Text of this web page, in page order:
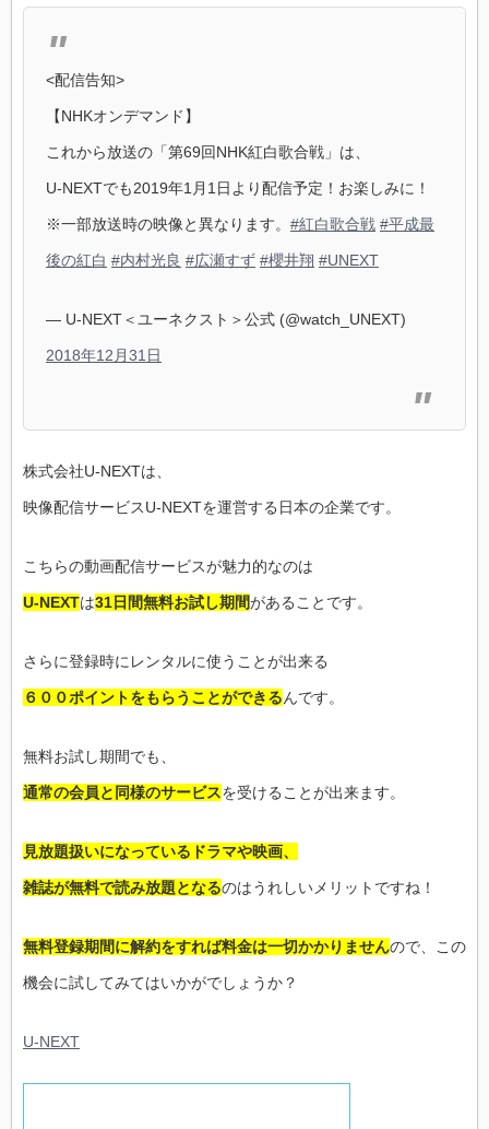
<配信告知>
【NHKオンデマンド】
これから放送の「第69回NHK紅白歌合戦」は、
U-NEXTでも2019年1月1日より配信予定！お楽しみに！
※一部放送時の映像と異なります。 #紅白歌合戦 #平成最
後の紅白 #内村光良 #広瀬すず #櫻井翔 #UNEXT
— U-NEXT＜ユーネクスト＞公式 (@watch_UNEXT)
2018年12月31日
株式会社U-NEXTは、
映像配信サービスU-NEXTを運営する日本の企業です。
こちらの動画配信サービスが魅力的なのは
U-NEXTは31日間無料お試し期間があることです。
さらに登録時にレンタルに使うことが出来る
６００ポイントをもらうことができるんです。
無料お試し期間でも、
通常の会員と同様のサービスを受けることが出来ます。
見放題扱いになっているドラマや映画、
雑誌が無料で読み放題となるのはうれしいメリットですね！
無料登録期間に解約をすれば料金は一切かかりませんので、この
機会に試してみてはいかがでしょうか？
U-NEXT